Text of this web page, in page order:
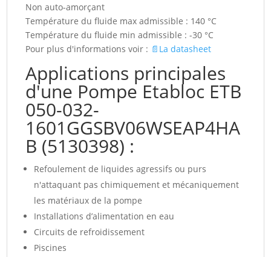
Non auto-amorçant
Température du fluide max admissible : 140 °C
Température du fluide min admissible : -30 °C
Pour plus d'informations voir : 📄La datasheet
Applications principales
d'une Pompe Etabloc ETB
050-032-
1601GGSBV06WSEAP4HA
B (5130398) :
Refoulement de liquides agressifs ou purs
n'attaquant pas chimiquement et mécaniquement
les matériaux de la pompe
Installations d’alimentation en eau
Circuits de refroidissement
Piscines